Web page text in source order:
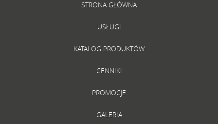
STRONA GŁÓWNA
USŁUGI
KATALOG PRODUKTÓW
CENNIKI
PROMOCJE
GALERIA